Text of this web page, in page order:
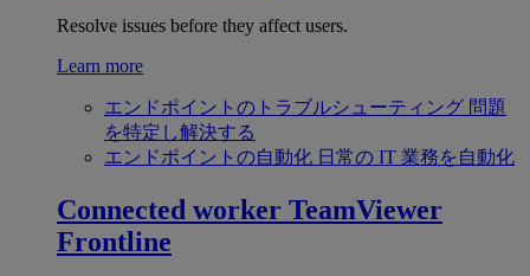
Resolve issues before they affect users.
Learn more
エンドポイントのトラブルシューティング 問題
を特定し解決する
エンドポイントの自動化 日常の IT 業務を自動化
Connected worker TeamViewer
Frontline